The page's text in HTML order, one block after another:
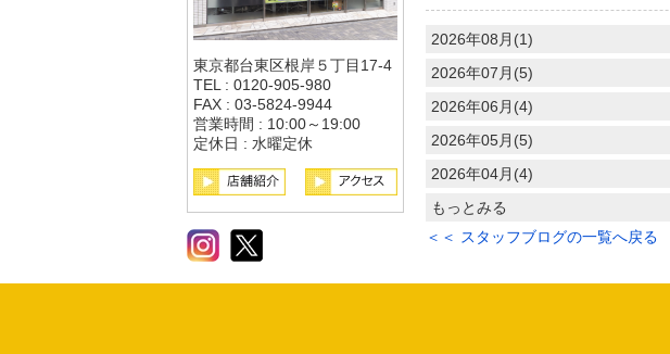
2026年08月(1)
2026年07月(5)
2026年06月(4)
2026年05月(5)
2026年04月(4)
もっとみる
＜＜ スタッフブログの一覧へ戻る
東京都台東区根岸５丁目17-4
TEL : 0120-905-980
FAX : 03-5824-9944
営業時間 : 10:00～19:00
定休日 : 水曜定休